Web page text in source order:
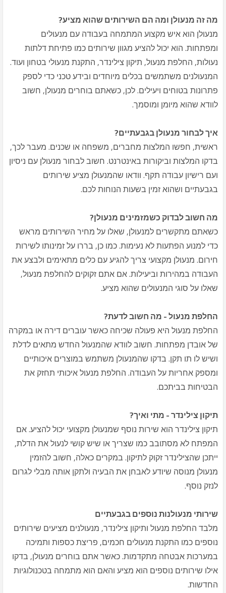
מה זה מנעולן ומה הם השירותים שהוא מציע?
מנעולן הוא איש מקצוע המתמחה בעבודה עם מנעולים
ומפתחות. הוא יכול להציע מגוון שירותים כמו פתיחת דלתות
נעולות, החלפת מנעול, תיקון צילינדר, התקנת מנעולי בטחון ועוד.
המנעולנים משתמשים בכלים מיוחדים ובידע טכני כדי לספק
פתרונות בטוחים ויעילים. לכן, כשאתם בוחרים מנעולן, חשוב
לוודא שהוא מיומן ומוסמך.
איך לבחור מנעולן בגבעתיים?
ראשית, חפשו המלצות מחברים, משפחה או שכנים. מעבר לכך,
בדקו המלצות וביקורות באינטרנט. חשוב לבחור מנעולן עם ניסיון
ועם רישיון עבודה תקף. וודאו שהמנעולן מציע שירותים
בגבעתיים ושהוא זמין בשעות הנוחות לכם.
מה חשוב לבדוק כשמזמינים מנעולן?
כשאתם מתקשרים למנעולן, שאלו על מחיר השירותים מראש
כדי למנוע הפתעות לא נעימות. כמו כן, בררו על זמינותו לשירות
חירום. מנעולן מקצועי צריך להגיע עם כלים מתאימים ולבצע את
העבודה במהירות וביעילות. אם אתם זקוקים להחלפת מנעול,
שאלו על סוגי המנעולים שהוא מציע.
החלפת מנעול - מה חשוב לדעת?
החלפת מנעול היא פעולה שכיחה כאשר עוברים דירה או במקרה
של אובדן מפתחות. חשוב לוודא שהמנעול החדש מתאים לדלת
ושיש לו תו תקן. בדקו שהמנעולן משתמש במוצרים איכותיים
ומספק אחריות על העבודה. החלפת מנעול איכותי תחזק את
הבטיחות בביתכם.
תיקון צילינדר - מתי ואיך?
תיקון צילינדר הוא שירות נוסף שמנעולן מקצועי יכול להציע. אם
המפתח לא מסתובב כמו שצריך או שיש קושי לנעול את הדלת,
ייתכן שהצילינדר זקוק לתיקון. במקרים כאלה, חשוב להזמין
מנעולן מנוסה שיודע לאבחן את הבעיה ולתקן אותה מבלי לגרום
לנזק נוסף.
שירותי מנעולנות נוספים בגבעתיים
מלבד החלפת מנעול ותיקון צילינדר, מנעולנים מציעים שירותים
נוספים כמו התקנת מנעולים חכמים, פריצת כספות ותמיכה
במערכות אבטחה מתקדמות. כאשר אתם בוחרים מנעולן, בדקו
אילו שירותים נוספים הוא מציע והאם הוא מתמחה בטכנולוגיות
החדשות.